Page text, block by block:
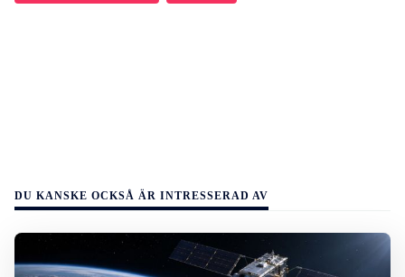
DU KANSKE OCKSÅ ÄR INTRESSERAD AV